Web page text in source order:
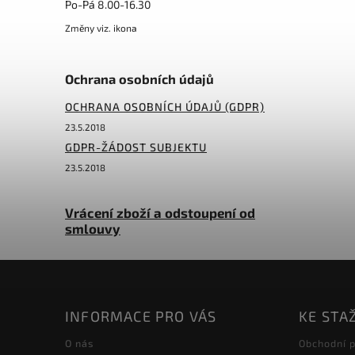
Po-Pá 8.00-16.30
Změny viz. ikona
Ochrana osobních údajů
OCHRANA OSOBNÍCH ÚDAJŮ (GDPR)
23.5.2018
GDPR-ŽÁDOST SUBJEKTU
23.5.2018
Vrácení zboží a odstoupení od
smlouvy
INFORMACE PRO VÁS
O nás
KE
Obchodní